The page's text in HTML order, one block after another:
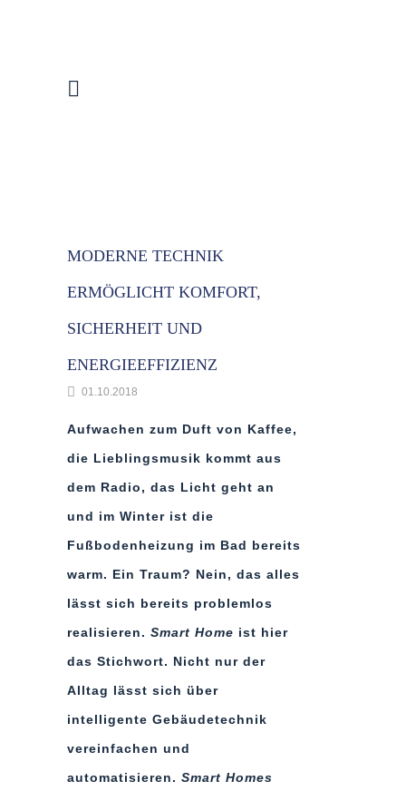
MODERNE TECHNIK
ERMÖGLICHT KOMFORT,
SICHERHEIT UND
ENERGIEEFFIZIENZ
01.10.2018
Aufwachen zum Duft von Kaffee,
die Lieblingsmusik kommt aus
dem Radio, das Licht geht an
und im Winter ist die
Fußbodenheizung im Bad bereits
warm. Ein Traum? Nein, das alles
lässt sich bereits problemlos
realisieren. Smart Home ist hier
das Stichwort. Nicht nur der
Alltag lässt sich über
intelligente Gebäudetechnik
vereinfachen und
automatisieren. Smart Homes